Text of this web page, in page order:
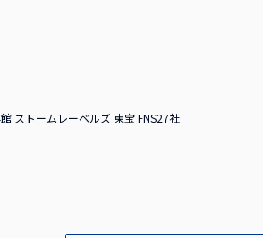
ストームレーベルズ 東宝 FNS27社